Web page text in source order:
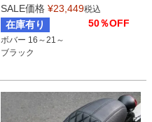
SALE価格 ¥23,449税込
在庫有り 50％OFF
ボバー 16～21～
ブラック